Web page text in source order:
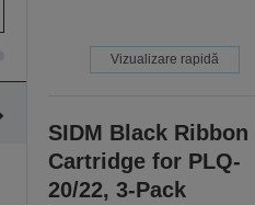
Vizualizare rapidă
SIDM Black Ribbon
Cartridge for PLQ-
20/22, 3-Pack